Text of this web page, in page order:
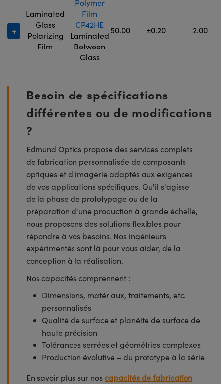
Laminated
Glass
Polarizing
Film
Polymer
Film
CP42HE
Laminated
Between
Glass
50.00 ±0.20 2.00
Besoin de spécifications
différentes ou de modifications
?
Edmund Optics propose des services complets
de fabrication personnalisée de composants
optiques et d'imagerie adaptés aux exigences
de vos applications spécifiques. Qu'il s'agisse
de la phase de prototypage ou de la
préparation d'une production à grande échelle,
nous proposons des solutions flexibles pour
répondre à vos besoins. Nos ingénieurs
expérimentés sont là pour vous aider, de la
conception à la réalisation.
Nos capacités comprennent :
Dimensions, matériaux, traitements, etc.
personnalisés
Qualité de surface et planéité de surface de
haute précision
Tolérances serrées et géométries complexes
Production évolutive – du prototype à la série
En savoir plus sur nos capacités de fabrication